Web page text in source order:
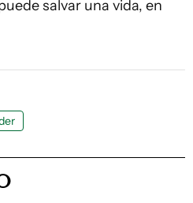
salvar una vida, en